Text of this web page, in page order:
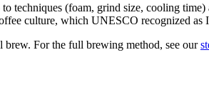
(foam, grind size, cooling time)
culture, which UNESCO recognized
For the full brewing method, see our